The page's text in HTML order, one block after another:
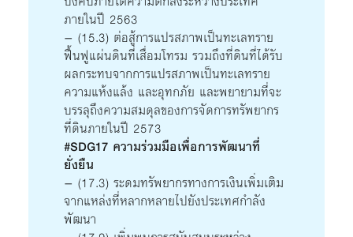
ภายในปี 2563
– (15.3) ต่อสู้การแปรสภาพเป็นทะเลทราย
ฟื้นฟูแผ่นดินที่เสื่อมโทรม รวมถึงที่ดินที่ได้รับ
ผลกระทบจากการแปรสภาพเป็นทะเลทราย
ความแห้งแล้ง และอุทกภัย และพยายามที่จะ
บรรลุถึงความสมดุลของการจัดการทรัพยากร
ที่ดินภายในปี 2573
#SDG17 ความร่วมมือเพื่อการพัฒนาที่
ยั่งยืน
– (17.3) ระดมทรัพยากรทางการเงินเพิ่มเติม
จากแหล่งที่หลากหลายไปยังประเทศกำลัง
พัฒนา